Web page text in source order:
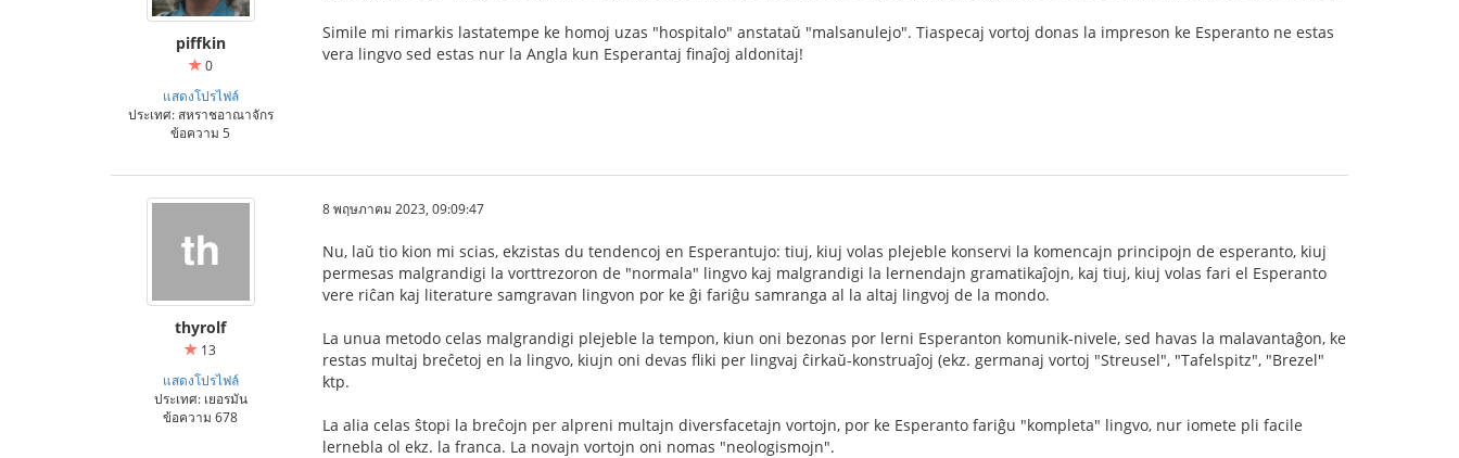
piffkin
0
แสดงโปรไฟล์
ประเทศ: สหราชอาณาจักร
ข้อความ 5
Simile mi rimarkis lastatempe ke homoj uzas "hospitalo" anstataŭ "malsanulejo". Tiaspecaj vortoj donas la impreson ke Esperanto ne estas
vera lingvo sed estas nur la Angla kun Esperantaj finaĵoj aldonitaj!
thyrolf
13
แสดงโปรไฟล์
ประเทศ: เยอรมัน
ข้อความ 678
8 พฤษภาคม 2023, 09:09:47
Nu, laŭ tio kion mi scias, ekzistas du tendencoj en Esperantujo: tiuj, kiuj volas plejeble konservi la komencajn principojn de esperanto, kiuj
permesas malgrandigi la vorttrezoron de "normala" lingvo kaj malgrandigi la lernendajn gramatikaĵojn, kaj tiuj, kiuj volas fari el Esperanto
vere riĉan kaj literature samgravan lingvon por ke ĝi fariĝu samranga al la altaj lingvoj de la mondo.
La unua metodo celas malgrandigi plejeble la tempon, kiun oni bezonas por lerni Esperanton komunik-nivele, sed havas la malavantaĝon, ke
restas multaj breĉetoj en la lingvo, kiujn oni devas fliki per lingvaj ĉirkaŭ-konstruaĵoj (ekz. germanaj vortoj "Streusel", "Tafelspitz", "Brezel"
ktp.
La alia celas ŝtopi la breĉojn per alpreni multajn diversfacetajn vortojn, por ke Esperanto fariĝu "kompleta" lingvo, nur iomete pli facile
lernebla ol ekz. la franca. La novajn vortojn oni nomas "neologismojn".